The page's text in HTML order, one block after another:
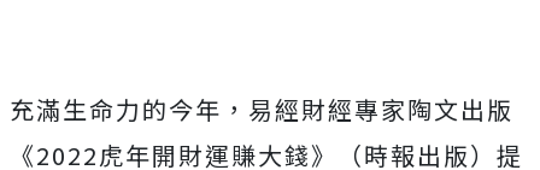
充滿生命力的今年，易經財經專家陶文出版
《2022虎年開財運賺大錢》（時報出版）提